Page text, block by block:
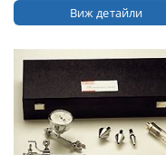
Виж детайли